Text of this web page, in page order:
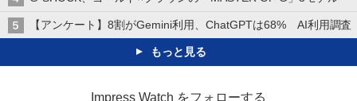
【アンケート】8割がGemini利用、ChatGPTは68% AI利用調査
もっと見る
Impress Watch をフォローする